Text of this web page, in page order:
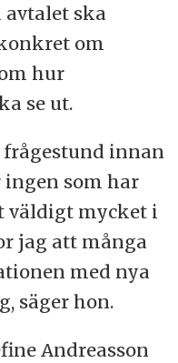
ska
om
hur
se ut.
frågestund innan
ingen som har
väldigt mycket i
jag att många
med nya
säger hon.
Andreasson